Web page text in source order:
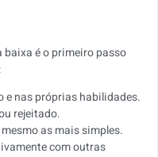
é o primeiro passo
e nas próprias habilidades.
rejeitado.
as mais simples.
com outras